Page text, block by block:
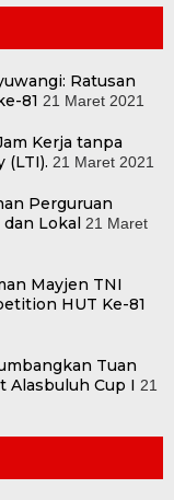
Ratusan
81 21 Maret 2021
Kerja tanpa
(LTI). 21 Maret 2021
Perguruan
Lokal 21 Maret
Mayjen TNI
HUT Ke-81
Tuan
Alasbuluh Cup I 21